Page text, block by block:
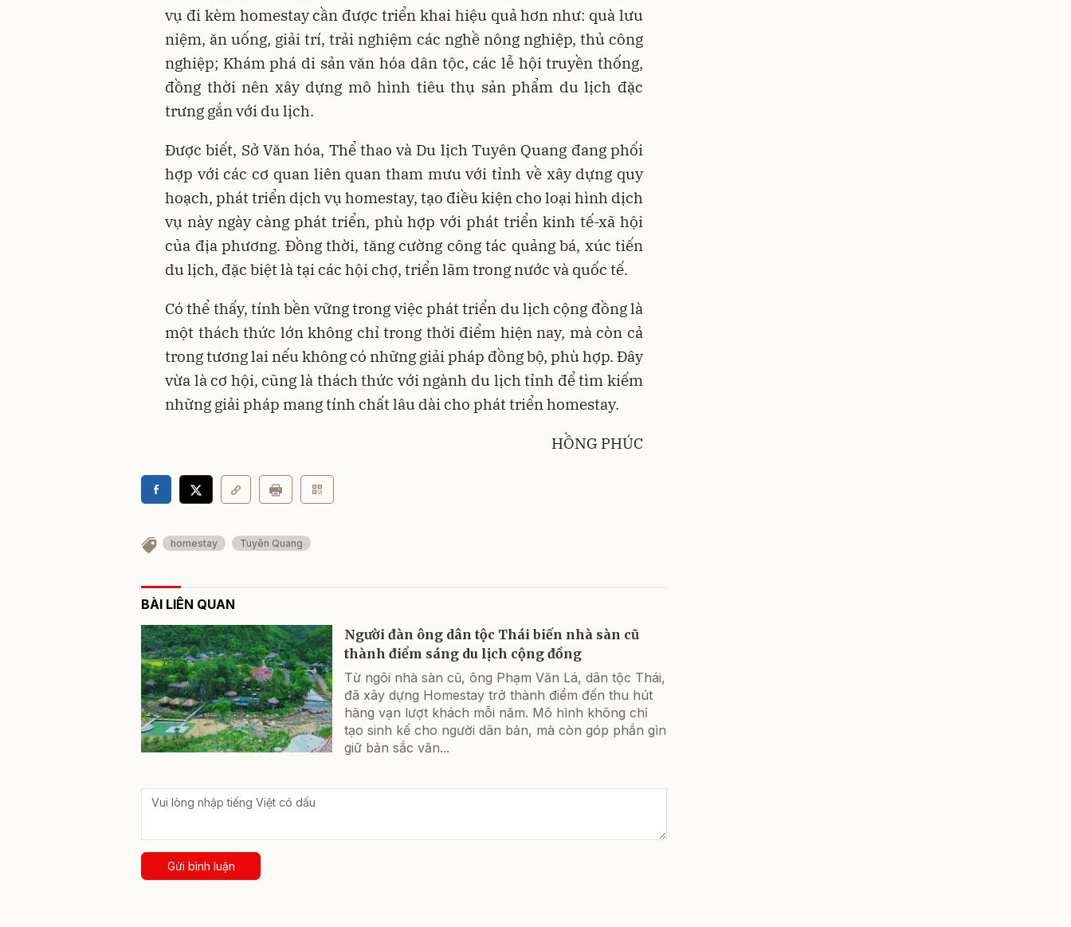
vụ đi kèm homestay cần được triển khai hiệu quả hơn như: quà lưu
niệm, ăn uống, giải trí, trải nghiệm các nghề nông nghiệp, thủ công
nghiệp; Khám phá di sản văn hóa dân tộc, các lễ hội truyền thống,
đồng thời nên xây dựng mô hình tiêu thụ sản phẩm du lịch đặc
trưng gắn với du lịch.
Được biết, Sở Văn hóa, Thể thao và Du lịch Tuyên Quang đang phối
hợp với các cơ quan liên quan tham mưu với tỉnh về xây dựng quy
hoạch, phát triển dịch vụ homestay, tạo điều kiện cho loại hình dịch
vụ này ngày càng phát triển, phù hợp với phát triển kinh tế-xã hội
của địa phương. Đồng thời, tăng cường công tác quảng bá, xúc tiến
du lịch, đặc biệt là tại các hội chợ, triển lãm trong nước và quốc tế.
Có thể thấy, tính bền vững trong việc phát triển du lịch cộng đồng là
một thách thức lớn không chỉ trong thời điểm hiện nay, mà còn cả
trong tương lai nếu không có những giải pháp đồng bộ, phù hợp. Đây
vừa là cơ hội, cũng là thách thức với ngành du lịch tỉnh để tìm kiếm
những giải pháp mang tính chất lâu dài cho phát triển homestay.
HỒNG PHÚC
homestay Tuyên Quang
BÀI LIÊN QUAN
Người đàn ông dân tộc Thái biến nhà sàn cũ
thành điểm sáng du lịch cộng đồng
Từ ngôi nhà sàn cũ, ông Phạm Văn Lá, dân tộc Thái,
đã xây dựng Homestay trở thành điểm đến thu hút
hàng vạn lượt khách mỗi năm. Mô hình không chỉ
tạo sinh kế cho người dân bản, mà còn góp phần gìn
giữ bản sắc văn...
Gửi bình luận